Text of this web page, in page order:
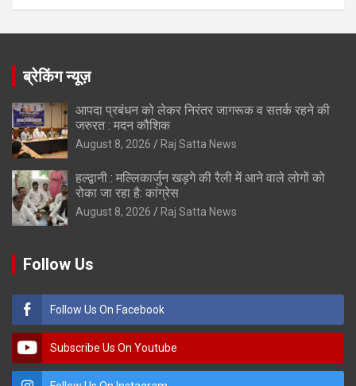
ब्रेकिंग न्यूज़
आपदा प्रबंधन को लेकर निरंतर जागरूक व सतर्क रहने की
जरुरत : मदन कौशिक
August 8, 2026 Raj Satta News
हल्द्वानी : मल्लिकार्जुन खड़गे की रैली में आने वाले लोगों को
रोका जा रहा है: कांग्रेस
August 8, 2026 Raj Satta News
Follow Us
Follow Us On Facebook
Subscribe Us On Youtube